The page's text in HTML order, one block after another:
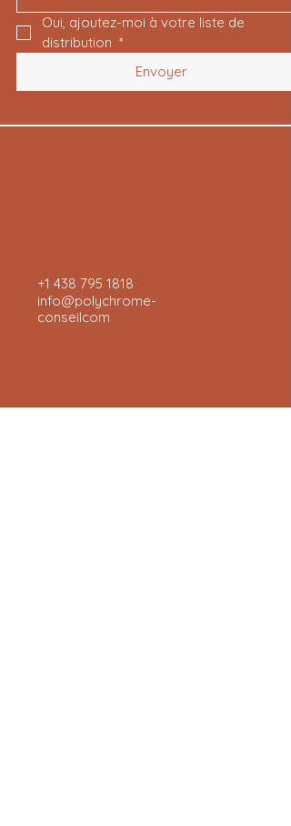
Oui, ajoutez-moi à votre liste de
distribution *
Envoyer
+1 438 795 1818
info@polychrome-
conseilcom